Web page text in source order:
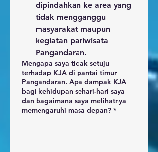
dipindahkan ke area yang
tidak mengganggu
masyarakat maupun
kegiatan pariwisata
Pangandaran.
Mengapa saya tidak setuju
terhadap KJA di pantai timur
Pangandaran. Apa dampak KJA
bagi kehidupan sehari-hari saya
dan bagaimana saya melihatnya
memengaruhi masa depan? *